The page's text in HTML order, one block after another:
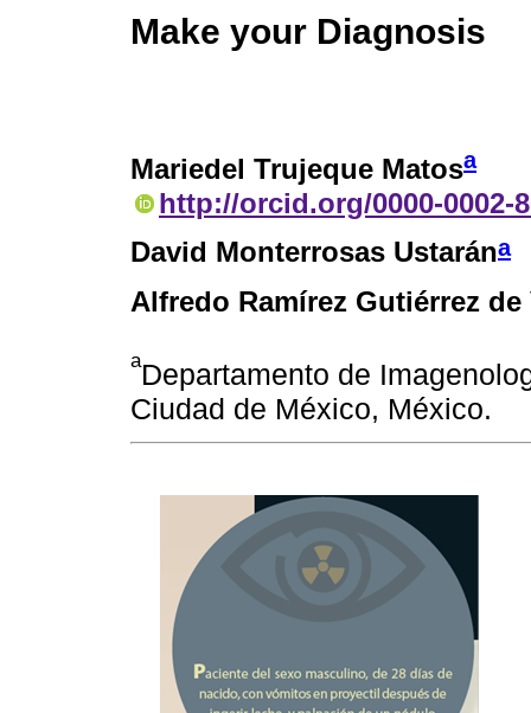
Make your Diagnosis
Mariedel Trujeque Matosa
http://orcid.org/0000-0002-
David Monterrosas Ustarána
Alfredo Ramírez Gutiérrez de
aDepartamento de
Ciudad de México, México.